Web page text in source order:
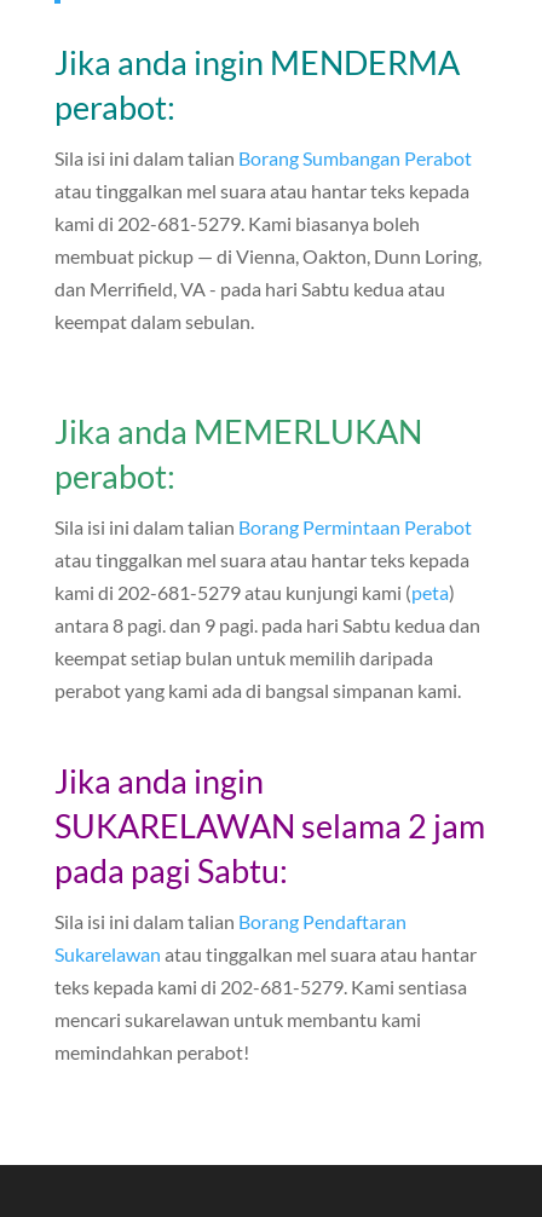
Jika anda ingin MENDERMA
perabot:
Sila isi ini dalam talian Borang Sumbangan Perabot
atau tinggalkan mel suara atau hantar teks kepada
kami di 202-681-5279. Kami biasanya boleh
membuat pickup — di Vienna, Oakton, Dunn Loring,
dan Merrifield, VA - pada hari Sabtu kedua atau
keempat dalam sebulan.
Jika anda MEMERLUKAN
perabot:
Sila isi ini dalam talian Borang Permintaan Perabot
atau tinggalkan mel suara atau hantar teks kepada
kami di 202-681-5279 atau kunjungi kami (peta)
antara 8 pagi. dan 9 pagi. pada hari Sabtu kedua dan
keempat setiap bulan untuk memilih daripada
perabot yang kami ada di bangsal simpanan kami.
Jika anda ingin
SUKARELAWAN selama 2 jam
pada pagi Sabtu:
Sila isi ini dalam talian Borang Pendaftaran
Sukarelawan atau tinggalkan mel suara atau hantar
teks kepada kami di 202-681-5279. Kami sentiasa
mencari sukarelawan untuk membantu kami
memindahkan perabot!